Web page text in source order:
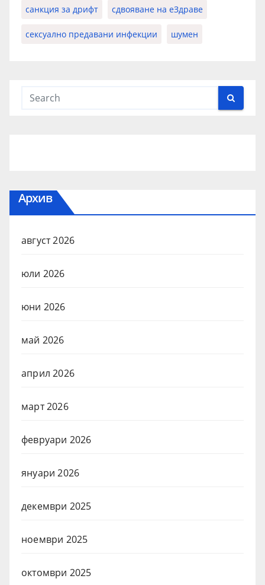
санкция за дрифт сдвояване на еЗдраве
сексуално предавани инфекции шумен
Архив
август 2026
юли 2026
юни 2026
май 2026
април 2026
март 2026
февруари 2026
януари 2026
декември 2025
ноември 2025
октомври 2025